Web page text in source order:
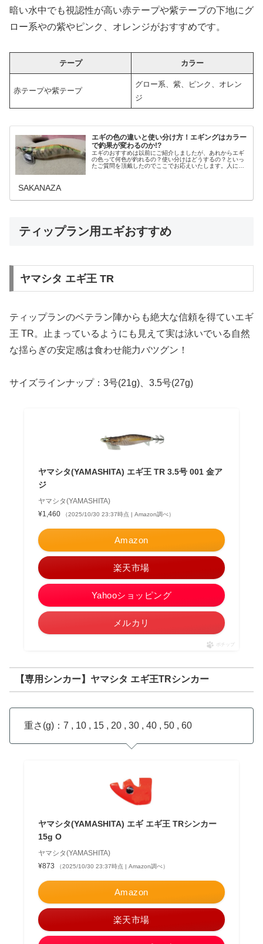
暗い水中でも視認性が高い赤テープや紫テープの下地にグ
ロー系やの紫やピンク、オレンジがおすすめです。
テープ カラー
赤テープや紫テープ
グロー系、紫、ピンク、オレン
ジ
エギの色の違いと使い分け方！エギングはカラー
で釣果が変わるのか!?
エギのおすすめは以前にご紹介しましたが、あれからエギ
の色って何色が釣れるの？使い分けはどうするの？といっ
たご質問を頂戴したのでここでお応えいたします。人によ
SAKANAZA
ティップラン用エギおすすめ
ヤマシタ エギ王 TR
ティップランのベテラン陣からも絶大な信頼を得ていエギ
王 TR。止まっているようにも見えて実は泳いでいる自然
な揺らぎの安定感は食わせ能力バツグン！
サイズラインナップ：3号(21g)、3.5号(27g)
ヤマシタ(YAMASHITA) エギ王 TR 3.5号 001 金ア
ジ
ヤマシタ(YAMASHITA)
¥1,460
（2025/10/30 23:37時点 | Amazon調べ）
Amazon
楽天市場
Yahooショッピング
メルカリ
ポチップ
【専用シンカー】ヤマシタ エギ王TRシンカー
重さ(g)：7 , 10 , 15 , 20 , 30 , 40 , 50 , 60
ヤマシタ(YAMASHITA) エギ エギ王 TRシンカー
15g O
ヤマシタ(YAMASHITA)
¥873
（2025/10/30 23:37時点 | Amazon調べ）
Amazon
楽天市場